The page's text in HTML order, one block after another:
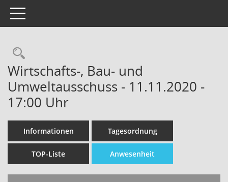
Toggle navigation
Wirtschafts-, Bau- und
Umweltausschuss - 11.11.2020 -
17:00 Uhr
Informationen Tagesordnung
TOP-Liste Anwesenheit